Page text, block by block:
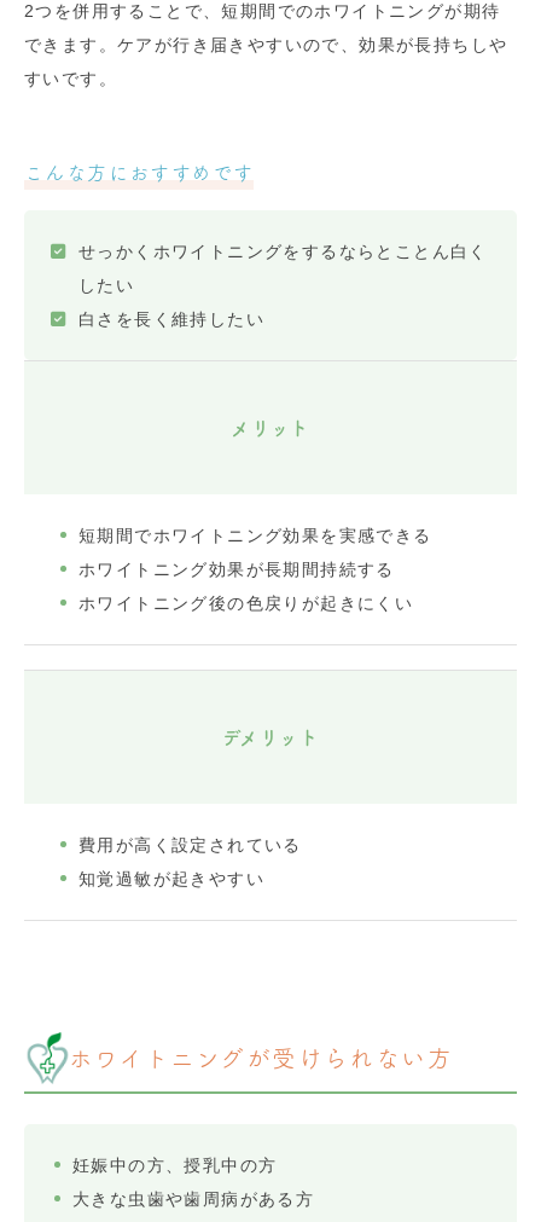
2つを併用することで、短期間でのホワイトニングが期待
できます。ケアが行き届きやすいので、効果が長持ちしや
すいです。
こんな方におすすめです
せっかくホワイトニングをするならとことん白く
したい
白さを長く維持したい
メリット
短期間でホワイトニング効果を実感できる
ホワイトニング効果が長期間持続する
ホワイトニング後の色戻りが起きにくい
デメリット
費用が高く設定されている
知覚過敏が起きやすい
ホワイトニングが受けられない方
妊娠中の方、授乳中の方
大きな虫歯や歯周病がある方